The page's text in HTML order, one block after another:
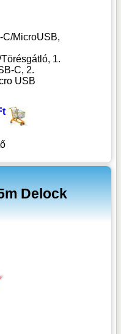
C/MicroUSB,
1.
C, 2.
USB
Delock